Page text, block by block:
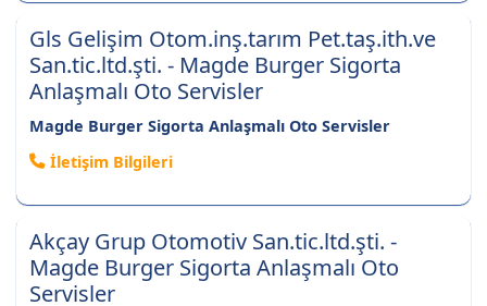
Gls Gelişim Otom.inş.tarım Pet.taş.ith.ve
San.tic.ltd.şti. - Magde Burger Sigorta
Anlaşmalı Oto Servisler
Magde Burger Sigorta Anlaşmalı Oto Servisler
İletişim Bilgileri
Akçay Grup Otomotiv San.tic.ltd.şti. -
Magde Burger Sigorta Anlaşmalı Oto
Servisler